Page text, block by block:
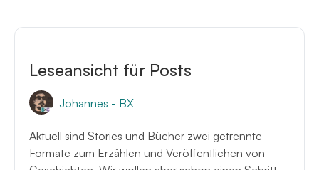
Leseansicht für Posts
Johannes - BX
Aktuell sind Stories und Bücher zwei getrennte
Formate zum Erzählen und Veröffentlichen von